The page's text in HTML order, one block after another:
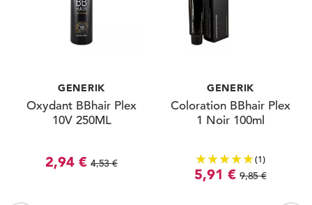
GENERIK
Oxydant BBhair Plex
10V 250ML
2,94 € 4,53 €
GENERIK
Coloration BBhair Plex
1 Noir 100ml
(1)
5,91 € 9,85 €